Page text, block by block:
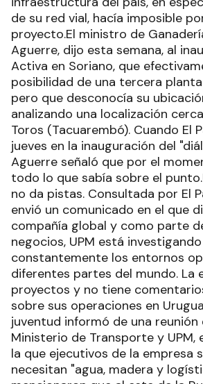
de su red vial, hacía imposible
proyecto.El ministro de
Aguerre, dijo esta semana, al
Activa en Soriano, que
posibilidad de una tercera
pero que desconocía su
analizando una localización
Toros (Tacuarembó). Cuando El
jueves en la inauguración del
Aguerre señaló que por el
todo lo que sabía sobre el
no da pistas. Consultada por El
envió un comunicado en el que
compañía global y como parte
negocios, UPM está investigando
constantemente los entornos
diferentes partes del mundo. La
proyectos y no tiene
sobre sus operaciones en
juventud informó de una reunión
Ministerio de Transporte y UPM,
la que ejecutivos de la empresa
necesitan "agua, madera y